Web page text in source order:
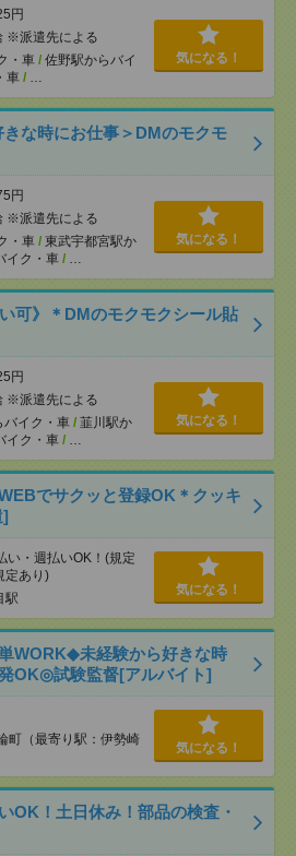
円
※派遣先による
・車 / 佐野駅からバイ
車 / …
気になる！
きな時にお仕事＞DMのモクモ
円
※派遣先による
・車 / 東武宇都宮駅か
イク・車 / …
気になる！
可》＊DMのモクモクシール貼
円
※派遣先による
バイク・車 / 韮川駅か
イク・車 / …
気になる！
でサクッと登録OK＊クッキ
]
・週払いOK！(規定
定あり)
駅
気になる！
WORK◆未経験から好きな時
OK◎試験監督[アルバイト]
町（最寄り駅：伊勢崎
気になる！
OK！土日休み！部品の検査・